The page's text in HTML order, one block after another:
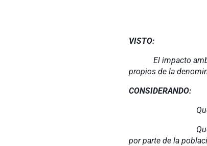
VISTO:
El impacto
propios de la
CONSIDERANDO:
Que, la
por parte de la